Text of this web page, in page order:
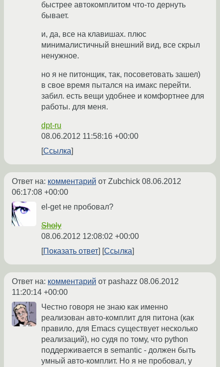
быстрее автокомплитом что-то дернуть
бывает.
и, да, все на клавишах. плюс
минималистичный внешний вид, все скрыл
ненужное.
но я не питонщик, так, посоветовать зашел)
в свое время пытался на имакс перейти.
забил. есть вещи удобнее и комфортнее для
работы. для меня.
dpt-ru
08.06.2012 11:58:16 +00:00
Ссылка
Ответ на: комментарий от Zubchick 08.06.2012
06:17:08 +00:00
el-get не пробовал?
Sholy
08.06.2012 12:08:02 +00:00
Показать ответ
Ссылка
Ответ на: комментарий от pashazz 08.06.2012
11:20:14 +00:00
Честно говоря не знаю как именно
реализован авто-комплит для питона (как
правило, для Emacs существует несколько
реализаций), но судя по тому, что python
поддерживается в semantic - должен быть
умный авто-комплит. Но я не пробовал, у